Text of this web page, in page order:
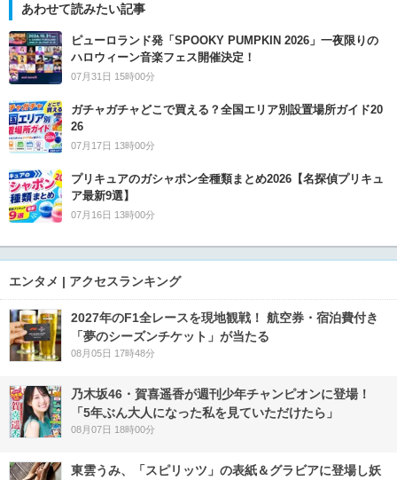
あわせて読みたい記事
ピューロランド発「SPOOKY PUMPKIN 2026」一夜限りの
ハロウィーン音楽フェス開催決定！
07月31日 15時00分
ガチャガチャどこで買える？全国エリア別設置場所ガイド20
26
07月17日 13時00分
プリキュアのガシャポン全種類まとめ2026【名探偵プリキュ
ア最新9選】
07月16日 13時00分
エンタメ | アクセスランキング
2027年のF1全レースを現地観戦！ 航空券・宿泊費付き
「夢のシーズンチケット」が当たる
08月05日 17時48分
乃木坂46・賀喜遥香が週刊少年チャンピオンに登場！
「5年ぶん大人になった私を見ていただけたら」
08月07日 18時00分
東雲うみ、「スピリッツ」の表紙＆グラビアに登場し妖